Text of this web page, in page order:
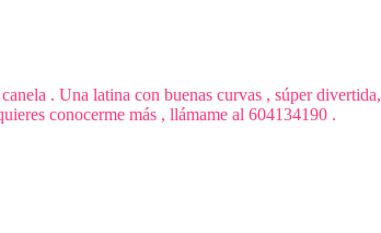
. Una latina con buenas curvas , súper divertida,
conocerme más , llámame al 604134190 .